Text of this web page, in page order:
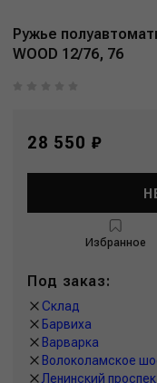
Ружье
WOOD 12/76, 76
28 550 ₽
Избранное
Под заказ:
Склад
Барвиха
Варварка
Волоколамское
Ленинский